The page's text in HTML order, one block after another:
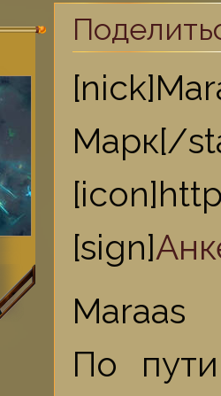
Марк[/
[sign]
Maraas
По